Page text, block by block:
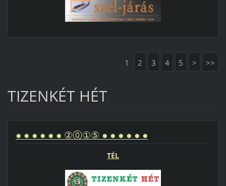
1 2 3 4 5 > >>
TIZENKÉT HÉT
● ● ● ● ● ● ②⓪①⑤ ● ● ● ● ● ●
TÉL